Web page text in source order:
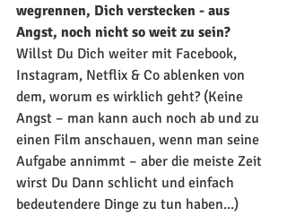
wegrennen, Dich verstecken - aus
Angst, noch nicht so weit zu sein?
Willst Du Dich weiter mit Facebook,
Instagram, Netflix & Co ablenken von
dem, worum es wirklich geht? (Keine
Angst – man kann auch noch ab und zu
einen Film anschauen, wenn man seine
Aufgabe annimmt – aber die meiste Zeit
wirst Du Dann schlicht und einfach
bedeutendere Dinge zu tun haben...)